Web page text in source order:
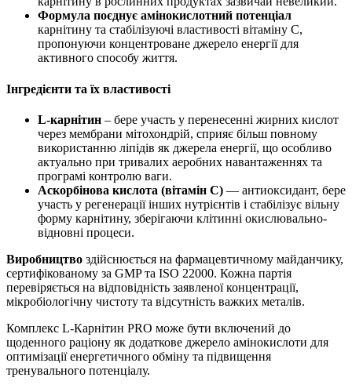
Формула поєднує амінокислотний потенціал
карнітину та стабілізуючі властивості вітаміну C,
пропонуючи концентроване джерело енергії для
активного способу життя.
Інгредієнти та їх властивості
L-карнітин – бере участь у перенесенні жирних кислот
через мембрани мітохондрій, сприяє більш повному
використанню ліпідів як джерела енергії, що особливо
актуально при тривалих аеробних навантаженнях та
програмі контролю ваги.
Аскорбінова кислота (вітамін C) — антиоксидант, бере
участь у регенерації інших нутрієнтів і стабілізує вільну
форму карнітину, зберігаючи клітинні окислювально-
відновні процеси.
Виробництво здійснюється на фармацевтичному майданчику,
сертифікованому за GMP та ISO 22000. Кожна партія
перевіряється на відповідність заявленої концентрації,
мікробіологічну чистоту та відсутність важких металів.
Комплекс L-Карнітин PRO може бути включений до
щоденного раціону як додаткове джерело амінокислоти для
оптимізації енергетичного обміну та підвищення
тренувального потенціалу.